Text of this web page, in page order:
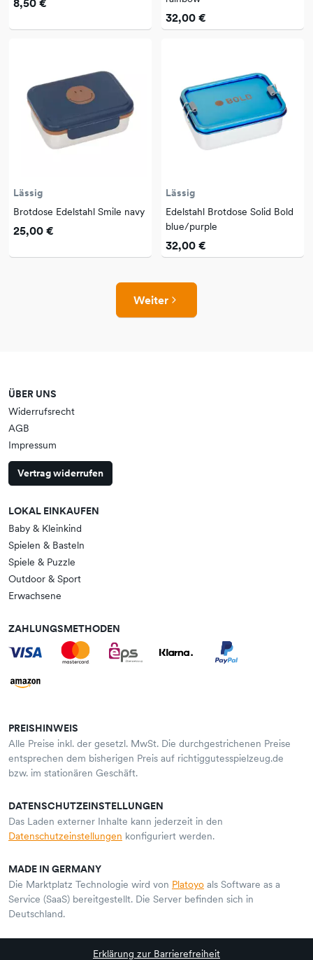
8,50 €
32,00 €
Lässig
Brotdose Edelstahl Smile navy
25,00 €
Lässig
Edelstahl Brotdose Solid Bold
blue/purple
32,00 €
Weiter
ÜBER UNS
Widerrufsrecht
AGB
Impressum
Vertrag widerrufen
LOKAL EINKAUFEN
Baby & Kleinkind
Spielen & Basteln
Spiele & Puzzle
Outdoor & Sport
Erwachsene
ZAHLUNGSMETHODEN
PREISHINWEIS
Alle Preise inkl. der gesetzl. MwSt. Die durchgestrichenen Preise
entsprechen dem bisherigen Preis auf richtiggutesspielzeug.de
bzw. im stationären Geschäft.
DATENSCHUTZEINSTELLUNGEN
Das Laden externer Inhalte kann jederzeit in den
Datenschutzeinstellungen konfiguriert werden.
MADE IN GERMANY
Die Marktplatz Technologie wird von Platoyo als Software as a
Service (SaaS) bereitgestellt. Die Server befinden sich in
Deutschland.
Erklärung zur Barrierefreiheit